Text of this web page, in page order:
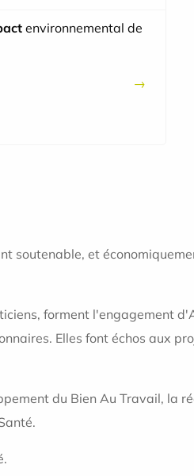
0 signalement
environnemental de
soutenable, et
forment l'engagement
Elles font échos aux
du Bien Au Travail, la